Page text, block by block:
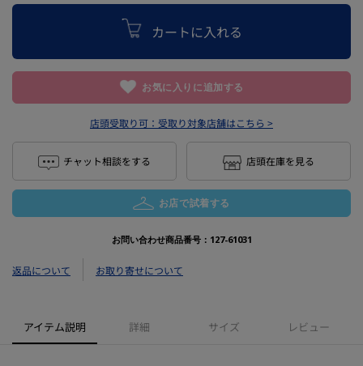
カートに入れる
お気に入りに追加する
店頭受取り可： 受取り対象店舗はこちら >
チャット相談をする 店頭在庫を見る
お店で試着する
お問い合わせ商品番号： 127-61031
返品について お取り寄せについて
アイテム説明 詳細 サイズ レビュー